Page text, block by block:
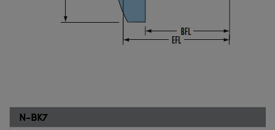
N-BK7